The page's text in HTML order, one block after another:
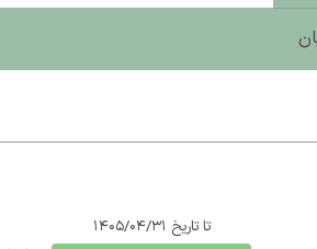
تا تاریخ